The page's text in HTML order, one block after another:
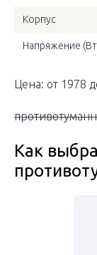
Корпус
Напряжение
Цена: от 1978
Как